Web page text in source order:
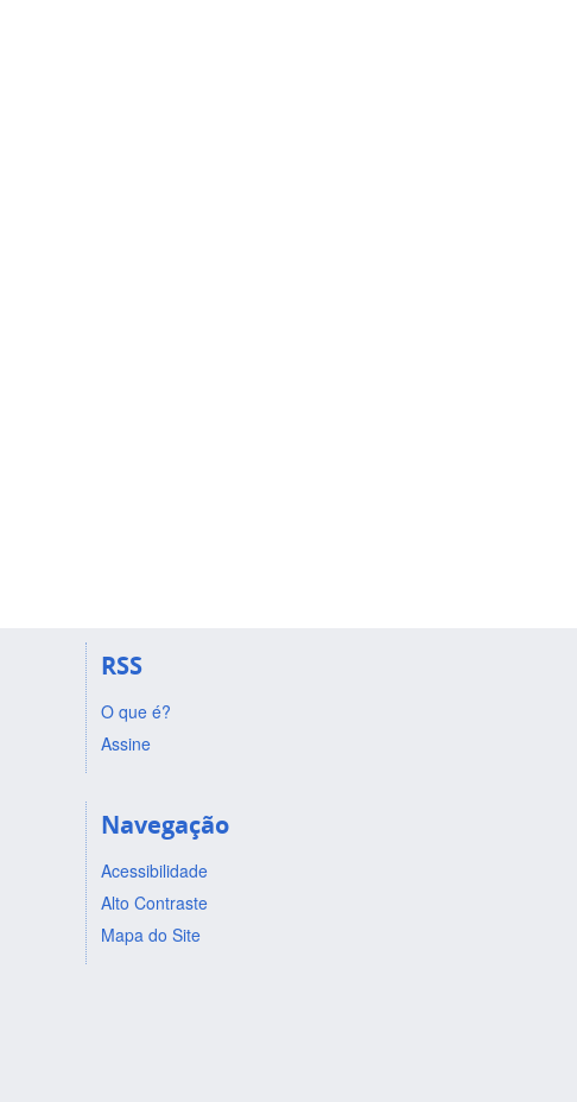
RSS
O que é?
Assine
Navegação
Acessibilidade
Alto Contraste
Mapa do Site